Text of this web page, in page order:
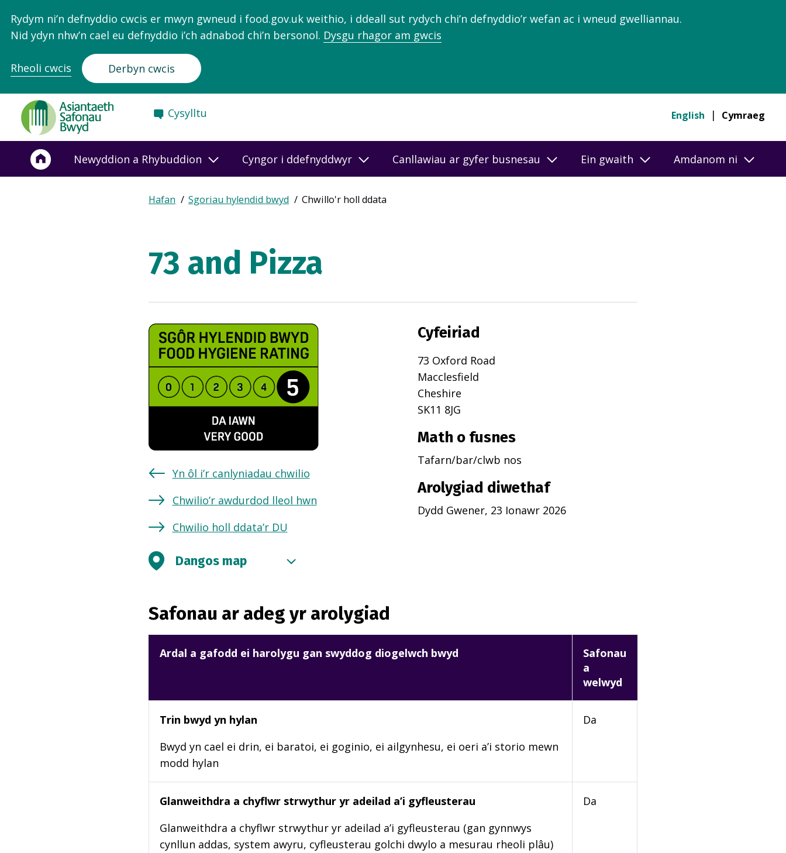
Rydym ni’n defnyddio cwcis er mwyn gwneud i food.gov.uk weithio, i ddeall sut rydych chi’n defnyddio’r wefan ac i wneud gwelliannau.
Nid ydyn nhw’n cael eu defnyddio i’ch adnabod chi’n bersonol. Dysgu rhagor am gwcis
Rheoli cwcis Derbyn cwcis
Food
Standards
Agency
Frontpage
Cysylltu English Cymraeg
Newyddion a Rhybuddion Cyngor i ddefnyddwyr Canllawiau ar gyfer busnesau Ein gwaith Amdanom ni
Breadcrumb
Expand
breadcrumb
Hafan Sgoriau hylendid bwyd Chwillo'r holl ddata
73 and Pizza
Yn ôl i’r canlyniadau chwilio
Chwilio’r awdurdod lleol hwn
Chwilio holl ddata’r DU
Cyfeiriad
73 Oxford Road
Macclesfield
Cheshire
SK11 8JG
Math o fusnes
Tafarn/bar/clwb nos
Arolygiad diwethaf
Dydd Gwener, 23 Ionawr 2026
Dangos map
Safonau ar adeg yr arolygiad
Ardal a gafodd ei harolygu gan swyddog diogelwch bwyd
Safonau
a
welwyd
Trin bwyd yn hylan
Bwyd yn cael ei drin, ei baratoi, ei goginio, ei ailgynhesu, ei oeri a’i storio mewn
modd hylan
Da
Glanweithdra a chyflwr strwythur yr adeilad a’i gyfleusterau
Glanweithdra a chyflwr strwythur yr adeilad a’i gyfleusterau (gan gynnwys
cynllun addas, system awyru, cyfleusterau golchi dwylo a mesurau rheoli plâu)
Da